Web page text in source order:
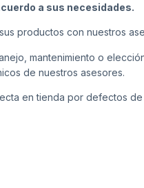
a sus necesidades.
productos con nuestros
mantenimiento o
de nuestros asesores.
en tienda por defectos